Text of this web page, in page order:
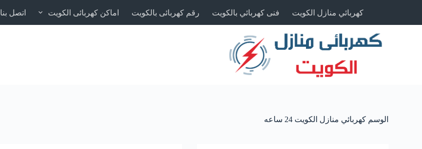
كهربائي منازل الكويت فنى كهربائي بالكويت رقم كهربائى بالكويت اماكن كهربائى الكويت اتصل بنا
الوسم كهربائي منازل الكويت 24 ساعه